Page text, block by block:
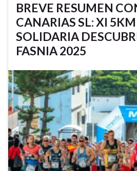
BREVE RESUMEN
CANARIAS SL: XI
SOLIDARIA
FASNIA 2025